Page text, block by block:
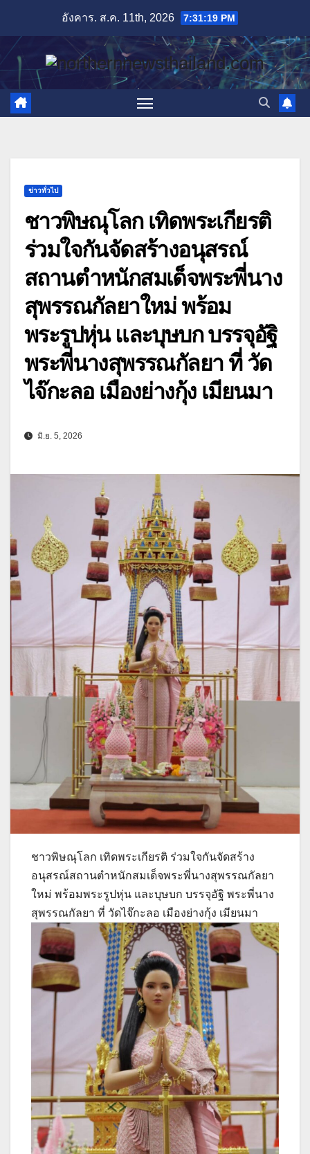
content
อังคาร. ส.ค. 11th, 2026 7:31:21 PM
ข่าวทั่วไป
ชาวพิษณุโลก เทิดพระเกียรติ
ร่วมใจกันจัดสร้างอนุสรณ์
สถานตำหนักสมเด็จพระพี่นาง
สุพรรณกัลยาใหม่ พร้อม
พระรูปหุ่น และบุษบก บรรจุอัฐิ
พระพี่นางสุพรรณกัลยา ที่ วัด
ไจ๊กะลอ เมืองย่างกุ้ง เมียนมา
มิ.ย. 5, 2026
ชาวพิษณุโลก เทิดพระเกียรติ ร่วมใจกันจัดสร้าง
อนุสรณ์สถานตำหนักสมเด็จพระพี่นางสุพรรณกัลยา
ใหม่ พร้อมพระรูปหุ่น และบุษบก บรรจุอัฐิ พระพี่นาง
สุพรรณกัลยา ที่ วัดไจ๊กะลอ เมืองย่างกุ้ง เมียนมา